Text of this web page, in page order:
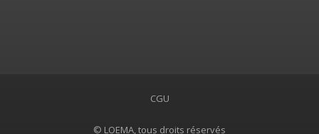
CGU
© LOEMA, tous droits réservés